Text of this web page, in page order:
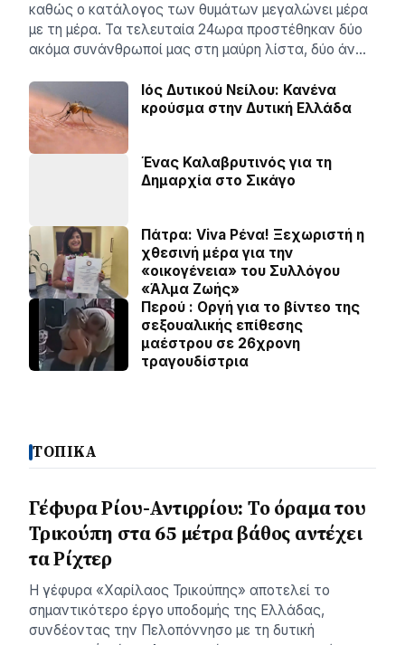
καθώς ο κατάλογος των θυµάτων µεγαλώνει µέρα
µε τη µέρα. Τα τελευταία 24ωρα προστέθηκαν δύο
ακόµα συνάνθρωποί µας στη µαύρη λίστα, δύο άν…
Ιός Δυτικού Νείλου: Κανένα
κρούσμα στην Δυτική Ελλάδα
Ένας Καλαβρυτινός για τη
Δημαρχία στο Σικάγο
Πάτρα: Viva Ρένα! Ξεχωριστή η
χθεσινή μέρα για την
«οικογένεια» του Συλλόγου
«Άλμα Ζωής»
Περού : Οργή για το βίντεο της
σεξουαλικής επίθεσης
μαέστρου σε 26χρονη
τραγουδίστρια
ΤΟΠΙΚΑ
Γέφυρα Ρίου-Αντιρρίου: Το όραμα του
Τρικούπη στα 65 μέτρα βάθος αντέχει
τα Ρίχτερ
Η γέφυρα «Χαρίλαος Τρικούπης» αποτελεί το
σημαντικότερο έργο υποδομής της Ελλάδας,
συνδέοντας την Πελοπόννησο με τη δυτική